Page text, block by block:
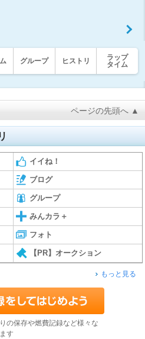
グループ ヒストリ
ラップ
タイム
ページの先頭へ ▲
イイね！
ブログ
グループ
みんカラ＋
フォト
【PR】オークション
もっと見る
の保存や燃費記録など様々な
す